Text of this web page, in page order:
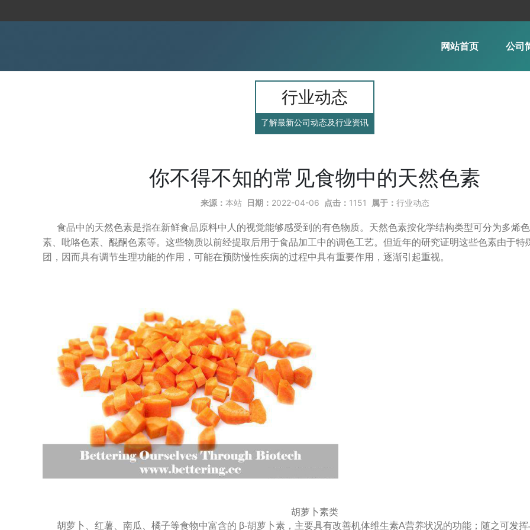
网站首页 公司
行业动态
了解最新公司动态及行业资讯
你不得不知的常见食物中的天然色素
来源： 本站 日期： 2022-04-06 点击： 1151 属于： 行业动态
食品中的天然色素是指在新鲜食品原料中人的视觉能够感受到的有色物质。天然色素按化学结构类型可分为多烯
素、吡咯色素、醌酮色素等。这些物质以前经提取后用于食品加工中的调色工艺。但近年的研究证明这些色素由于特
团，因而具有调节生理功能的作用，可能在预防慢性疾病的过程中具有重要作用，逐渐引起重视。
胡萝卜素类
胡萝卜、红薯、南瓜、橘子等食物中富含的 β-胡萝卜素，主要具有改善机体维生素A营养状况的功能；随之可发挥